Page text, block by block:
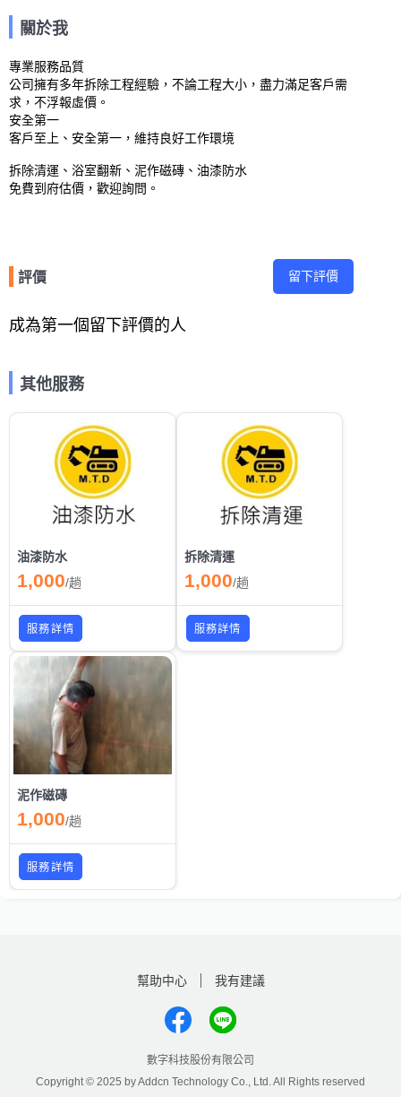
關於我
專業服務品質
公司擁有多年拆除工程經驗，不論工程大小，盡力滿足客戶需
求，不浮報虛價。
安全第一
客戶至上、安全第一，維持良好工作環境
拆除清運、浴室翻新、泥作磁磚、油漆防水
免費到府估價，歡迎詢問。
評價 留下評價
成為第一個留下評價的人
其他服務
油漆防水
1,000/趟
服務詳情
拆除清運
1,000/趟
服務詳情
泥作磁磚
1,000/趟
服務詳情
幫助中心 我有建議
數字科技股份有限公司
Copyright © 2025 by Addcn Technology Co., Ltd. All Rights reserved